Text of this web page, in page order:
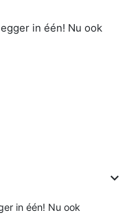
in één! Nu ook

in één! Nu ook